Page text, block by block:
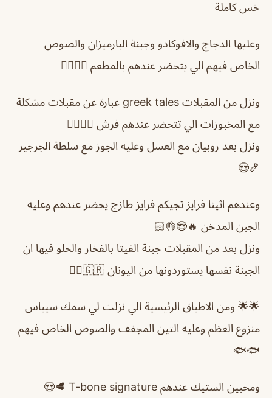
خس كاملة
وعليها الدجاج والافوكادو وجبنة البارميزان والصوص
الخاص فيهم الي يتحضر عندهم بالمطعم 👍🏻👍🏻
ونزل من المقبلات greek tales عبارة عن مقبلات مشكلة
مع المخبوزات الي تتحضر عندهم فرش 👌🏻👌🏻
ونزل بعد روبيان مع العسل وعليه الجوز مع سلطة الجرجير
🍤😍
وعندهم اثينا فرايز تجيكم فرايز طازج يحضر عندهم وعليه
الجبن المدخن 🔥😍👌🏻
ونزل بعد من المقبلات جبنة الفيتا بالفخار والحلو فيها ان
الجبنة نفسها يستوردونها من اليونان 🇬🇷👌🏻
🌟🌟 ومن الاطباق الرئيسية الي نزلت لي سمك سيباس
منزوع العظم وعليه التين المجفف والصوص الخاص فيهم
🐟🐟
ومحبين الستيك عندهم T-bone signature 🥩😍